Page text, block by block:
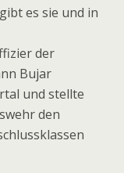
es sie und in
der
Bujar
und stellte
den